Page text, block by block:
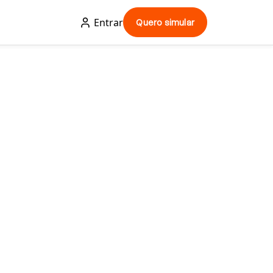
Entrar Quero simular